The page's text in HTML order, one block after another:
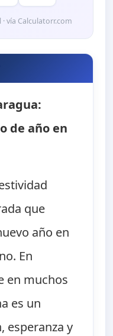
vía Calculatorr.com
de año en
que
año en
En
en muchos
es un
esperanza y